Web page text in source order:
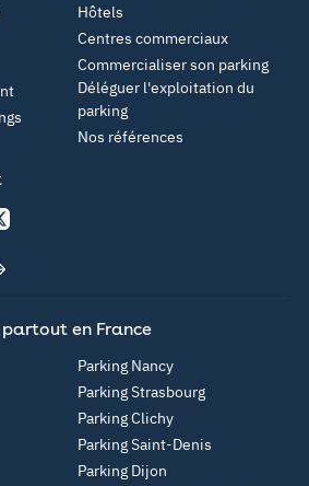
Hôtels
Centres commerciaux
Commercialiser son parking
Déléguer l'exploitation du
parking
Nos références
en France
Parking Nancy
Parking Strasbourg
Parking Clichy
Parking Saint-Denis
Parking Dijon